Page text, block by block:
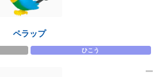
ペラップ
ひこう